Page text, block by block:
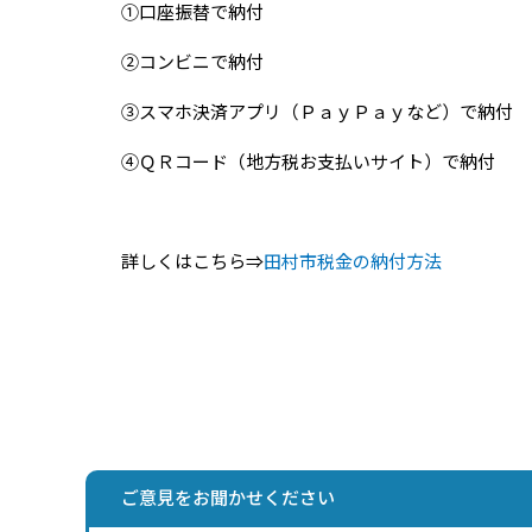
①口座振替で納付
②コンビニで納付
③スマホ決済アプリ（ＰａｙＰａｙなど）で納付
④ＱＲコード（地方税お支払いサイト）で納付
詳しくはこちら⇒田村市税金の納付方法
ご意見をお聞かせください